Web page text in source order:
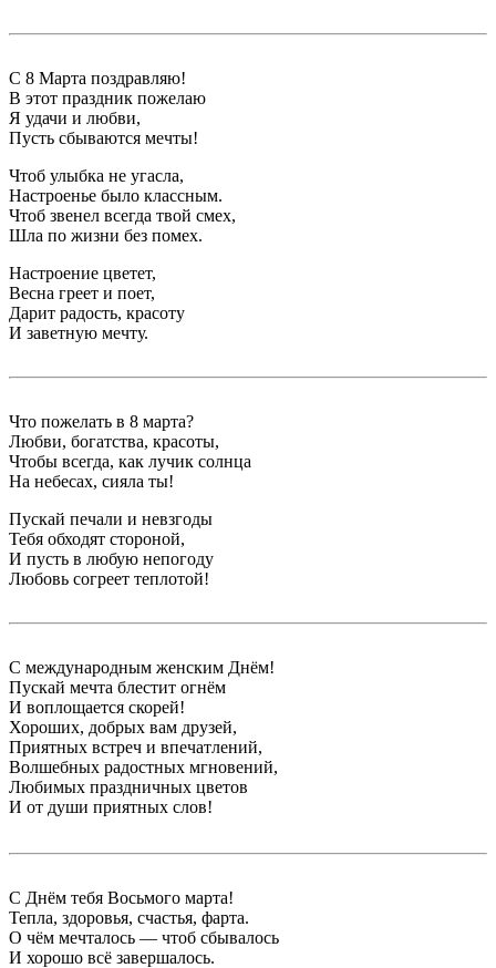
С 8 Марта поздравляю!
В этот праздник пожелаю
Я удачи и любви,
Пусть сбываются мечты!
Чтоб улыбка не угасла,
Настроенье было классным.
Чтоб звенел всегда твой смех,
Шла по жизни без помех.
Настроение цветет,
Весна греет и поет,
Дарит радость, красоту
И заветную мечту.
Что пожелать в 8 марта?
Любви, богатства, красоты,
Чтобы всегда, как лучик солнца
На небесах, сияла ты!
Пускай печали и невзгоды
Тебя обходят стороной,
И пусть в любую непогоду
Любовь согреет теплотой!
С международным женским Днём!
Пускай мечта блестит огнём
И воплощается скорей!
Хороших, добрых вам друзей,
Приятных встреч и впечатлений,
Волшебных радостных мгновений,
Любимых праздничных цветов
И от души приятных слов!
С Днём тебя Восьмого марта!
Тепла, здоровья, счастья, фарта.
О чём мечталось — чтоб сбывалось
И хорошо всё завершалось.